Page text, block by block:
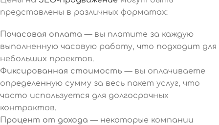
представлены в различных форматах:
Почасовая оплата — вы платите за каждую
выполненную часовую работу, что подходит для
небольших проектов.
Фиксированная стоимость — вы оплачиваете
определенную сумму за весь пакет услуг, что
часто используется для долгосрочных
контрактов.
Процент от дохода — некоторые компании